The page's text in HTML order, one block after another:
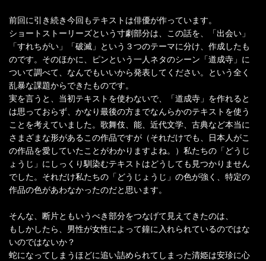
前回に引き続き今回もテキストは俳優が作っています。
ショートストーリーズという寸劇部分は、この話を、「出会い」
「すれちがい」「破滅」という３つのテーマに分け、作成したも
のです。そのほかに、ピンという一人ネタのシーン「道成寺」に
ついて調べて、なんでもいいから発表してください。という全く
乱暴な課題からできたものです。
実を言うと、当初テキストを使わないで、「道成寺」を作れると
は思っておらず、かなり最後の方までなんらかのテキストを使う
ことを考えていました。歌舞伎、能、近代文学、古典など本当に
さまざまな形があるこの作品ですが（それだけでも、日本人がこ
の作品を愛していたことがわかりますよね。）私たちの「どうじ
ょうじ」にしっくり馴染むテキストはどうしても見つかりません
でした。それだけ私たちの「どうじょうじ」の色が強く、特定の
作品の色があわなかったのだと思います。
そんな、断片ともいうべき部分をつなげて見えてきたのは、
もしかしたら、男性が女性によって鐘に入れられているのではな
いのではないか？
蛇になってしまうほどに追い詰められてしまった清姫は安珍に心